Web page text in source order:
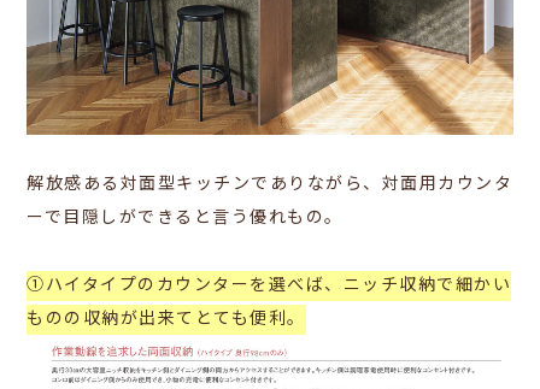
解放感ある対面型キッチンでありながら、対面用カウンタ
ーで目隠しができると言う優れもの。
①ハイタイプのカウンターを選べば、ニッチ収納で細かい
ものの収納が出来てとても便利。